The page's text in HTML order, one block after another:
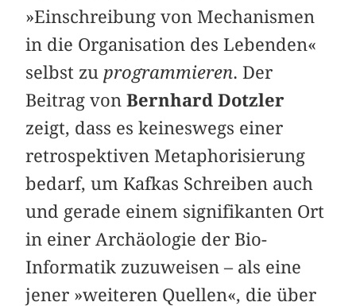
»Einschreibung von Mechanismen
in die Organisation des Lebenden«
selbst zu programmieren. Der
Beitrag vonBernhard Dotzler
zeigt, dass es keineswegs einer
retrospektiven Metaphorisierung
bedarf, um Kafkas Schreiben auch
und gerade einem signifikanten Ort
in einer Archäologie der Bio-
Informatik zuzuweisen – als eine
jener »weiteren Quellen«, die über